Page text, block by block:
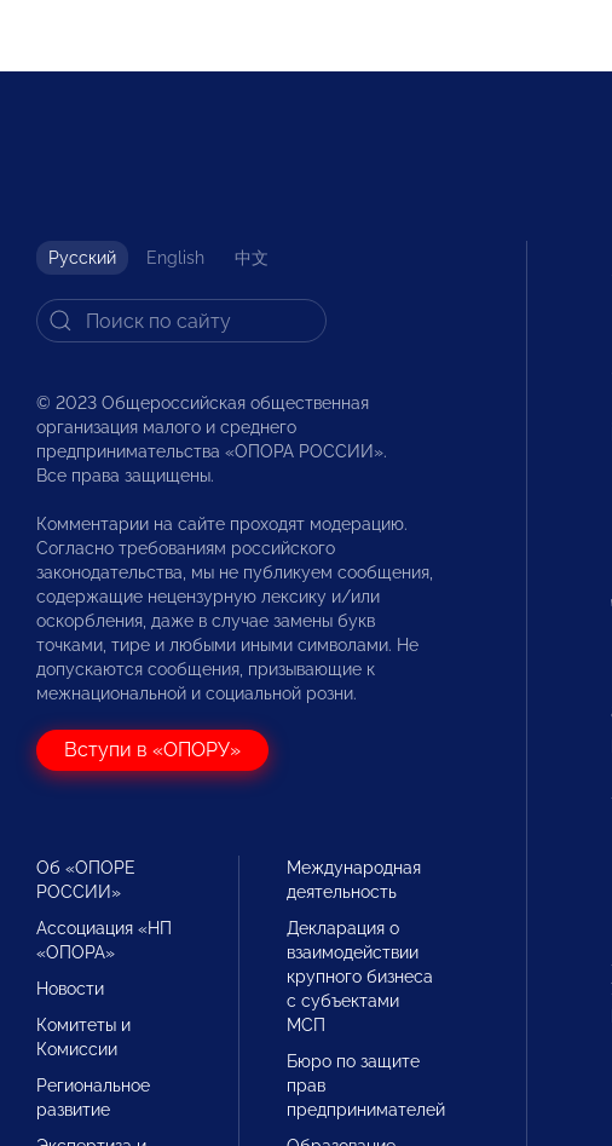
Русский English 中文
© 2023 Общероссийская общественная
организация малого и среднего
предпринимательства «ОПОРА РОССИИ».
Все права защищены.
Комментарии на сайте проходят модерацию.
Согласно требованиям российского
законодательства, мы не публикуем сообщения,
содержащие нецензурную лексику и/или
оскорбления, даже в случае замены букв
точками, тире и любыми иными символами. Не
допускаются сообщения, призывающие к
межнациональной и социальной розни.
Вступи в «ОПОРУ»
Об «ОПОРЕ
РОССИИ»
Ассоциация «НП
«ОПОРА»
Новости
Комитеты и
Комиссии
Региональное
развитие
Международная
деятельность
Декларация о
взаимодействии
крупного бизнеса
с субъектами
МСП
Бюро по защите
прав
предпринимателей